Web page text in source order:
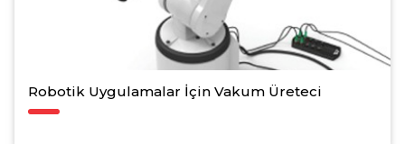
Robotik Uygulamalar İçin Vakum Üreteci